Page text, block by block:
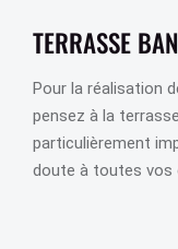
TERRASSE
Pour la réalisation
pensez à la
particulièrement
doute à toutes vos